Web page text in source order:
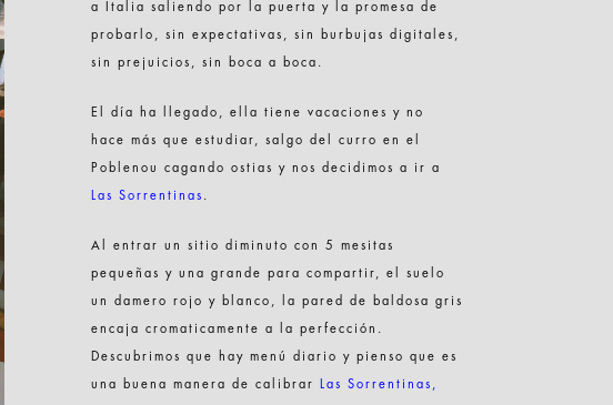
a Italia saliendo por la puerta y la promesa de
probarlo, sin expectativas, sin burbujas digitales,
sin prejuicios, sin boca a boca.
El día ha llegado, ella tiene vacaciones y no
hace más que estudiar, salgo del curro en el
Poblenou cagando ostias y nos decidimos a ir a
Las Sorrentinas
Al entrar un sitio diminuto con 5 mesitas
pequeñas y una grande para compartir, el suelo
un damero rojo y blanco, la pared de baldosa gris
encaja cromaticamente a la perfección.
Descubrimos que hay menú diario y pienso que es
una buena manera de calibrar Las Sorrentinas,